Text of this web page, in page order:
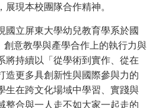
現本校團隊合作精神。
國立屏東大學幼兒教育學系於國
意教學與產學合作上的執行力與
將持續以「從學術到實作、從在
造更多具創新性與國際參與力的
生在跨文化場域中學習、實踐與
整合與一人走不如大家一起走的